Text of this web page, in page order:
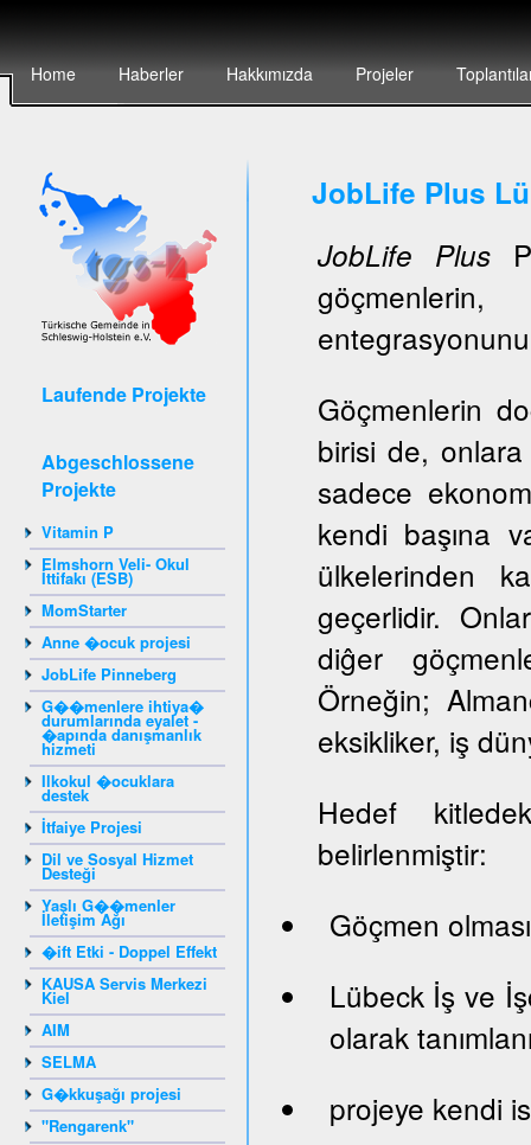
Home Haberler Hakkımızda Projeler
Laufende Projekte
Abgeschlossene
Projekte
Vitamin P
Elmshorn Veli- Okul
İttifakı (ESB)
MomStarter
Anne �ocuk projesi
JobLife Pinneberg
G��menlere ihtiya�
durumlarında eyalet -
�apında danışmanlık
hizmeti
Ilkokul �ocuklara
destek
İtfaiye Projesi
Dil ve Sosyal Hizmet
Desteği
Yaşlı G��menler
İletişim Ağı
�ift Etki - Doppel Effekt
KAUSA Servis Merkezi
Kiel
AIM
SELMA
G�kkuşağı projesi
"Rengarenk"
JobLife Plus
JobLife Plus
Göçmenlerin
birisi de,
sadece
kendi başına
ülkelerinden
geçerlidir.
diĝer
Örneğin;
eksikliker, iş
Hedef
belirlenmiştir:
Göçmen
Lübeck İş ve
olarak
projeye kendi